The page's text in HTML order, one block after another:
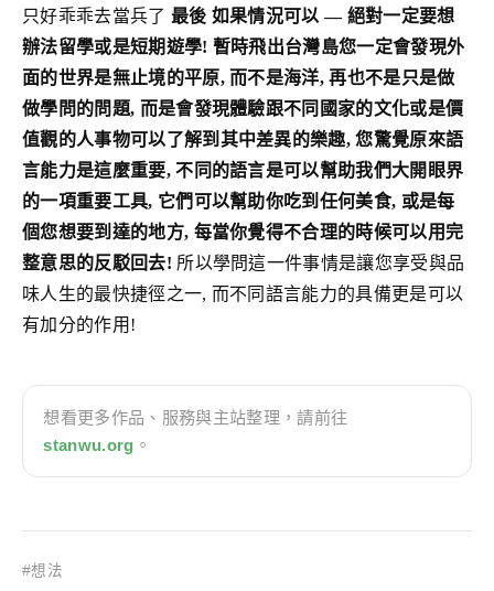
只好乖乖去當兵了 最後 如果情況可以 — 絕對一定要想
辦法留學或是短期遊學! 暫時飛出台灣島您一定會發現外
面的世界是無止境的平原, 而不是海洋, 再也不是只是做
做學問的問題, 而是會發現體驗跟不同國家的文化或是價
值觀的人事物可以了解到其中差異的樂趣, 您驚覺原來語
言能力是這麼重要, 不同的語言是可以幫助我們大開眼界
的一項重要工具, 它們可以幫助你吃到任何美食, 或是每
個您想要到達的地方, 每當你覺得不合理的時候可以用完
整意思的反駁回去! 所以學問這一件事情是讓您享受與品
味人生的最快捷徑之一, 而不同語言能力的具備更是可以
有加分的作用!
想看更多作品、服務與主站整理，請前往
stanwu.org 。
#想法